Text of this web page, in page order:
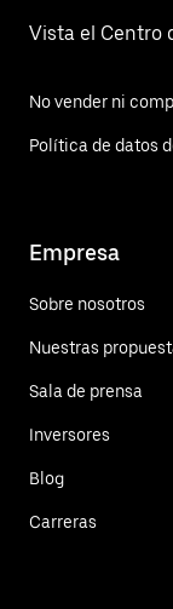
Vista el Centro
No vender ni
Política de datos
Empresa
Sobre nosotros
Nuestras
Sala de prensa
Inversores
Blog
Carreras